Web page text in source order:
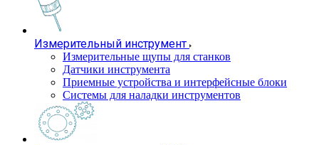
Измерительный инструмент
Измерительные щупы для станков
Датчики инструмента
Приемные устройства и интерфейсные блоки
Системы для наладки инструментов